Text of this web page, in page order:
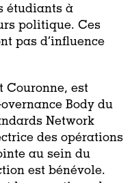
étudiants à
politique. Ces
pas d’influence
Couronne, est
Body du
Network
des opérations
au sein du
est bénévole.